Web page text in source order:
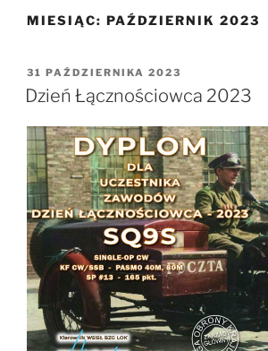
MIESIĄC: PAŹDZIERNIK 2023
OPUBLIKOWANE
W
31 PAŹDZIERNIKA 2023
Dzień Łącznościowca 2023